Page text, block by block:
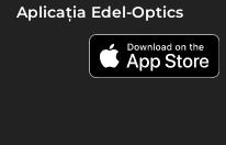
Aplicația Edel-Optics